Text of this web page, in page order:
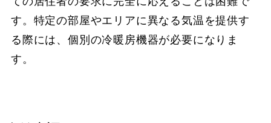
す。特定の部屋やエリアに異なる気温を提供す
る際には、個別の冷暖房機器が必要になりま
す。